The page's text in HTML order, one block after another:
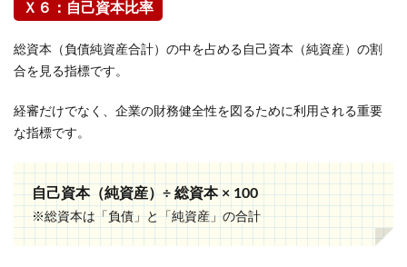
Ｘ６：自己資本比率
総資本（負債純資産合計）の中を占める自己資本（純資産）の割
合を見る指標です。
経審だけでなく、企業の財務健全性を図るために利用される重要
な指標です。
自己資本（純資産）÷ 総資本 × 100
※総資本は「負債」と「純資産」の合計